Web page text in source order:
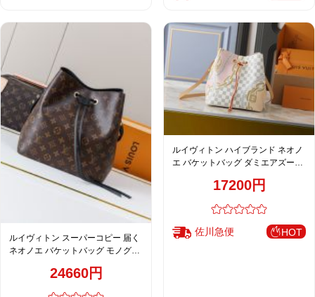
ルイヴィトン スーパーコピー 届く
ネオノエ バケットバッグ モノグラ
24660円
ルイヴィトン ハイブランド ネオノ
エ バケットバッグ ダミエアズール
17200円
佐川急便 HOT